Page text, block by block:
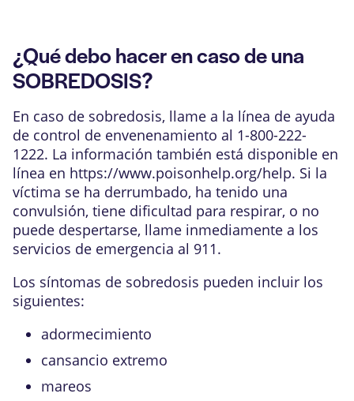
¿Qué debo hacer en caso de una
SOBREDOSIS?
En caso de sobredosis, llame a la línea de ayuda
de control de envenenamiento al 1-800-222-
1222. La información también está disponible en
línea en https://www.poisonhelp.org/help. Si la
víctima se ha derrumbado, ha tenido una
convulsión, tiene dificultad para respirar, o no
puede despertarse, llame inmediamente a los
servicios de emergencia al 911.
Los síntomas de sobredosis pueden incluir los
siguientes:
adormecimiento
cansancio extremo
mareos